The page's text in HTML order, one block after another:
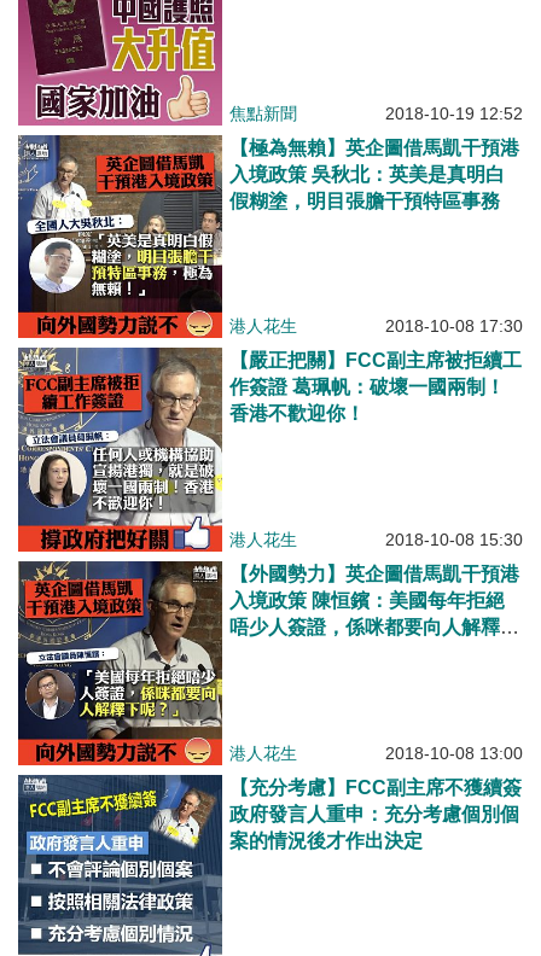
焦點新聞 2018-10-19 12:52
【極為無賴】英企圖借馬凱干預港
入境政策 吳秋北：英美是真明白
假糊塗，明目張膽干預特區事務
港人花生 2018-10-08 17:30
【嚴正把關】FCC副主席被拒續工
作簽證 葛珮帆：破壞一國兩制！
香港不歡迎你！
港人花生 2018-10-08 15:30
【外國勢力】英企圖借馬凱干預港
入境政策 陳恒鑌：美國每年拒絕
唔少人簽證，係咪都要向人解釋下
港人花生 2018-10-08 13:00
【充分考慮】FCC副主席不獲續簽
政府發言人重申：充分考慮個別個
案的情況後才作出決定